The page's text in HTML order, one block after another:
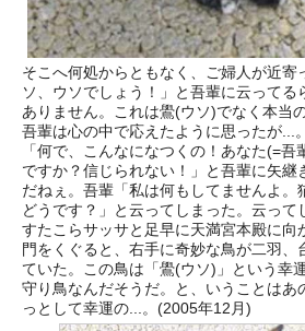
そこへ何処からともなく、ご婦人が近寄
ソ、ウソでしょう！」と吾輩に云ってる
ありません。これは鷽(ウソ)でなく本当
吾輩は心の中で応えたように思ったが...。
「何で、こんなになつくの！あなた(=吾
ですか？信じられない！」と吾輩に矢継
だねぇ。吾輩「私は何もしてませんよ。
どうです？」と云ってしまった。云って
すたこらサッサと足早に天満宮本殿に向
門をくぐると、右手に奇妙な鳥が二羽、
ていた。この鳥は「鷽(ウソ)」という幸
守り鳥なんだそうだ。と、いうことはあ
っとして幸運の...。(2005年12月)